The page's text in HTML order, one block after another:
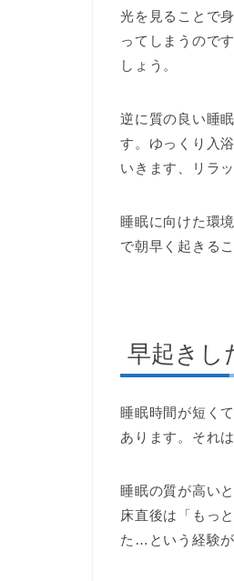
光を見ることで
ってしまうので
しょう。
逆に質の良い睡
す。ゆっくり入
いきます、リラ
睡眠に向けた環
で朝早く起きる
早起きし
睡眠時間が短く
あります。それ
睡眠の質が高い
床直後は「もっ
た…という経験